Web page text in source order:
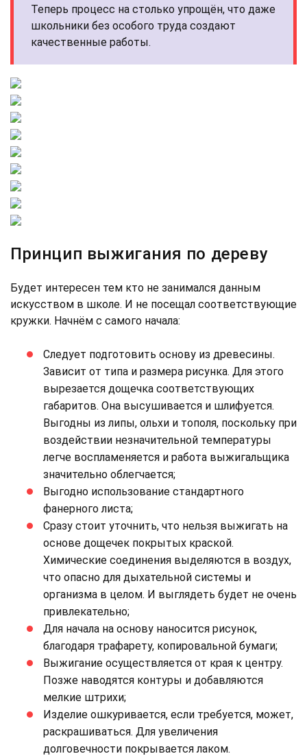
Теперь процесс на столько упрощён, что даже
школьники без особого труда создают
качественные работы.
Принцип выжигания по дереву
Будет интересен тем кто не занимался данным
искусством в школе. И не посещал соответствующие
кружки. Начнём с самого начала:
Следует подготовить основу из древесины.
Зависит от типа и размера рисунка. Для этого
вырезается дощечка соответствующих
габаритов. Она высушивается и шлифуется.
Выгодны из липы, ольхи и тополя, поскольку при
воздействии незначительной температуры
легче воспламеняется и работа выжигальщика
значительно облегчается;
Выгодно использование стандартного
фанерного листа;
Сразу стоит уточнить, что нельзя выжигать на
основе дощечек покрытых краской.
Химические соединения выделяются в воздух,
что опасно для дыхательной системы и
организма в целом. И выглядеть будет не очень
привлекательно;
Для начала на основу наносится рисунок,
благодаря трафарету, копировальной бумаги;
Выжигание осуществляется от края к центру.
Позже наводятся контуры и добавляются
мелкие штрихи;
Изделие ошкуривается, если требуется, может,
раскрашиваться. Для увеличения
долговечности покрывается лаком.